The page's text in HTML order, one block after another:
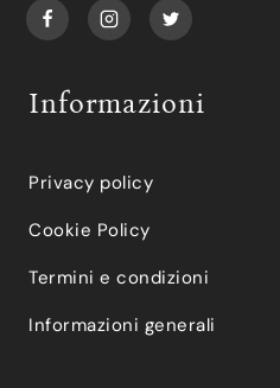
Informazioni
Privacy policy
Cookie Policy
Termini e condizioni
Informazioni generali